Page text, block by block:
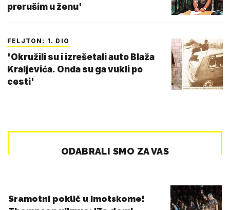
prerušim u ženu'
FELJTON: 1. DIO
'Okružili su i izrešetali auto Blaža
Kraljevića. Onda su ga vukli po
cesti'